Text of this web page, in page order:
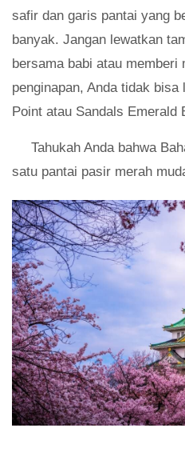
safir dan garis pantai yang
banyak. Jangan lewatkan
bersama babi atau memberi
penginapan, Anda tidak
Point atau Sandals Emerald
Tahukah Anda bahwa
satu pantai pasir merah